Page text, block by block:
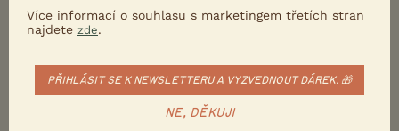
3
Kvalitní příspěvek
Více informací o souhlasu s marketingem třetích stran
najdete zde.
PŘIHLÁSIT SE K NEWSLETTERU A VYZVEDNOUT DÁREK. 🎁
NE, DĚKUJI